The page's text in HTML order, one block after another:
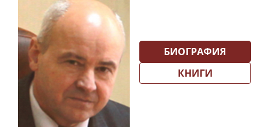
БИОГРАФИЯ
КНИГИ